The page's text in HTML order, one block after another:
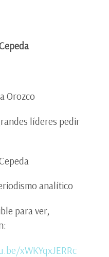
Orozco
líderes pedir
analítico
para ver,
xWKYqxJERRc